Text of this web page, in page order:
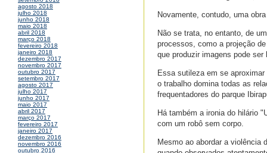
agosto 2018
julho 2018
junho 2018
maio 2018
abril 2018
março 2018
fevereiro 2018
janeiro 2018
dezembro 2017
novembro 2017
outubro 2017
setembro 2017
agosto 2017
julho 2017
junho 2017
maio 2017
abril 2017
março 2017
fevereiro 2017
janeiro 2017
dezembro 2016
novembro 2016
outubro 2016
Novamente, contudo, uma
Não se trata, no entanto, de
processos, como a projeção
que produzir imagens pode
Essa sutileza em se
o trabalho domina todas as
frequentadores do parque
Há também a ironia do hilário
com um robô sem corpo.
Mesmo ao abordar a violência